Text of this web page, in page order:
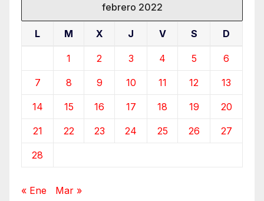
febrero 2022
L M X J V S D
1 2 3 4 5 6
7 8 9 10 11 12 13
14 15 16 17 18 19 20
21 22 23 24 25 26 27
28
« Ene Mar »